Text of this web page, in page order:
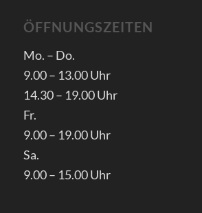
ÖFFNUNGSZEITEN
Mo. – Do.
9.00 – 13.00 Uhr
14.30 – 19.00 Uhr
Fr.
9.00 – 19.00 Uhr
Sa.
9.00 – 15.00 Uhr